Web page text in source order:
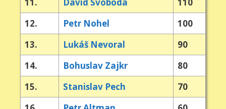
11.
David Svoboda
110
12.
Petr Nohel
100
13.
Lukáš Nevoral
90
14.
Bohuslav Zajkr
80
15.
Stanislav Pech
70